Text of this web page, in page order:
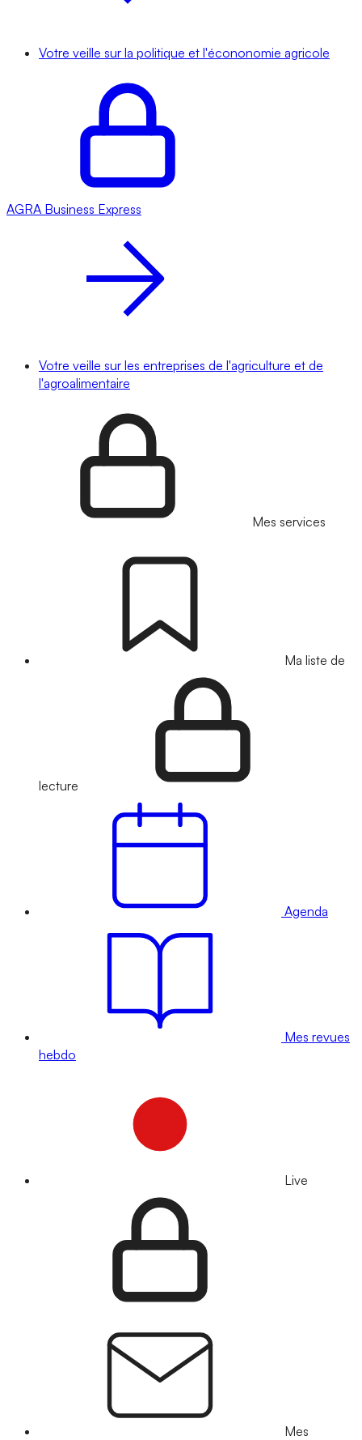
Votre veille sur la politique et l'écononomie agricole
AGRA Business Express
Votre veille sur les entreprises de l'agriculture et de
l'agroalimentaire
Mes services
Ma liste de
lecture
Agenda
Mes revues
hebdo
Live
Mes